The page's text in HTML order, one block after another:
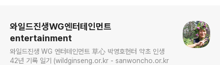
와일드진생WG엔터테인먼트
entertainment
와일드진생 WG 엔터테인먼트 草心 박영호헌터 약초 인생
42년 기록 일기 (wildginseng.or.kr - sanwoncho.or.kr